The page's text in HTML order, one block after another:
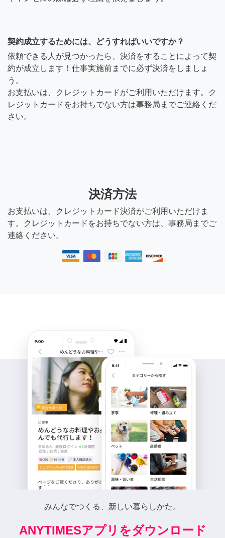
契約成立するためには、どうすればいいですか？
依頼できる人が見つかったら、決済をすることによって契
約が成立します！仕事実施前までに必ず決済をしましょ
う。
お支払いは、クレジットカードがご利用いただけます。ク
レジットカードをお持ちでない方は事務局までご連絡くだ
さい。
決済方法
お支払いは、クレジットカード決済がご利用いただけま
す。クレジットカードをお持ちでない方は、事務局までご
連絡ください。
みんなでつくる、新しい暮らしかた。
ANYTIMESアプリをダウンロード